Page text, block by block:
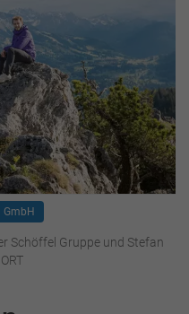
Schöffel Gruppe und Stefan